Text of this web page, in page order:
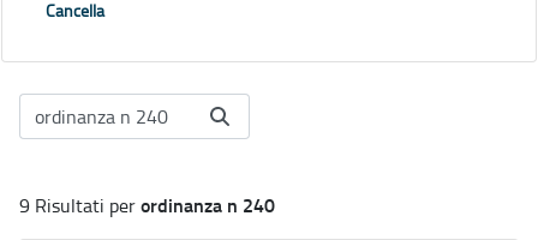
Cancella
9 Risultati perordinanza n 240